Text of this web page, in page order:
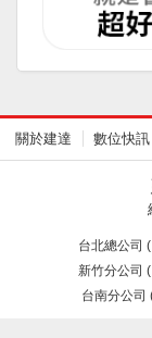
關於建達 數位快訊
台北總公司
新竹分公司
台南分公司